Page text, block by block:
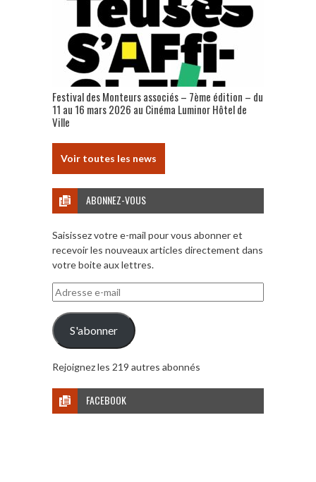
Festival des Monteurs associés – 7ème édition – du
11 au 16 mars 2026 au Cinéma Luminor Hôtel de
Ville
Voir toutes les news
ABONNEZ-VOUS
Saisissez votre e-mail pour vous abonner et
recevoir les nouveaux articles directement dans
votre boite aux lettres.
Adresse
e-
mail
S'abonner
Rejoignez les 219 autres abonnés
FACEBOOK